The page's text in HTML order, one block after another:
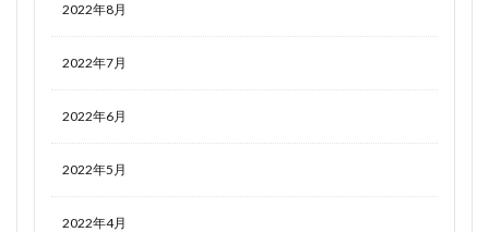
2022年8月
2022年7月
2022年6月
2022年5月
2022年4月